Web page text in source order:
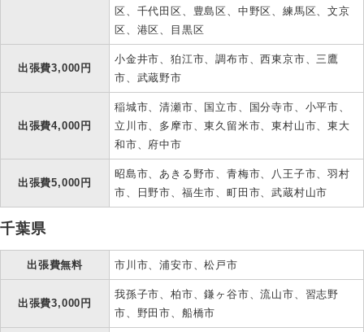
区、千代田区、豊島区、中野区、練馬区、文京
区、港区、目黒区
出張費3,000円
小金井市、狛江市、調布市、西東京市、三鷹
市、武蔵野市
出張費4,000円
稲城市、清瀬市、国立市、国分寺市、小平市、
立川市、多摩市、東久留米市、東村山市、東大
和市、府中市
出張費5,000円
昭島市、あきる野市、青梅市、八王子市、羽村
市、日野市、福生市、町田市、武蔵村山市
千葉県
出張費無料 市川市、浦安市、松戸市
出張費3,000円
我孫子市、柏市、鎌ヶ谷市、流山市、習志野
市、野田市、船橋市